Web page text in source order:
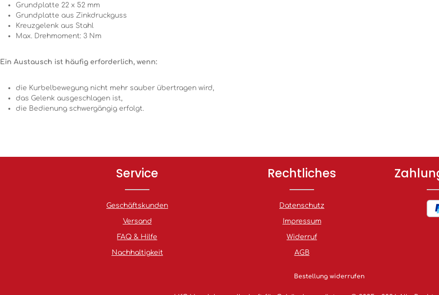
Grundplatte 22 x 52 mm
Grundplatte aus Zinkdruckguss
Kreuzgelenk aus Stahl
Max. Drehmoment: 3 Nm
Ein Austausch ist häufig erforderlich, wenn:
die Kurbelbewegung nicht mehr sauber übertragen wird,
das Gelenk ausgeschlagen ist,
die Bedienung schwergängig erfolgt.
Service
Geschäftskunden
Versand
FAQ & Hilfe
Nachhaltigkeit
Rechtliches
Datenschutz
Impressum
Widerruf
AGB
Bestellung widerrufen